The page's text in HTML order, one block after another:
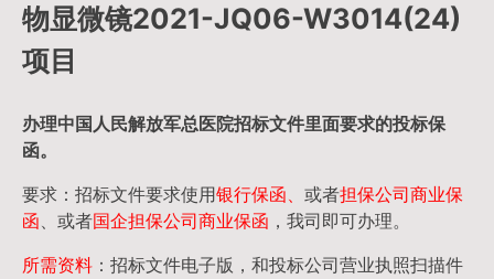
物显微镜2021-JQ06-W3014(24)
项目
办理中国人民解放军总医院招标文件里面要求的投标保
函。
要求：招标文件要求使用银行保函、 或者担保公司商业保
函 、或者国企担保公司商业保函 ，我司即可办理。
所需资料 ：招标文件电子版，和投标公司营业执照扫描件